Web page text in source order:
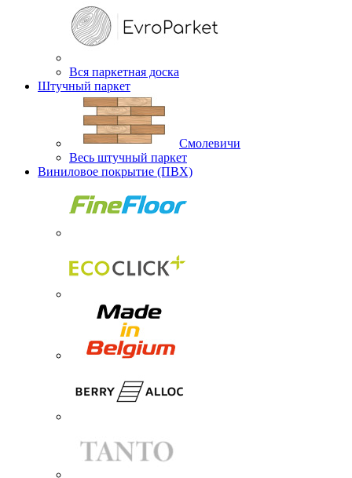
Вся паркетная доска
Штучный паркет
Смолевичи
Весь штучный паркет
Виниловое покрытие (ПВХ)